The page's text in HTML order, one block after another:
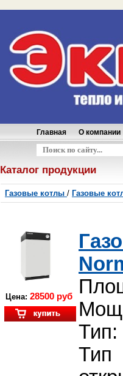
Главная
О компании
Оформить заказ
Каталог продукции
Газовые котлы / Газовые
Цена: 28500 руб
Тип: